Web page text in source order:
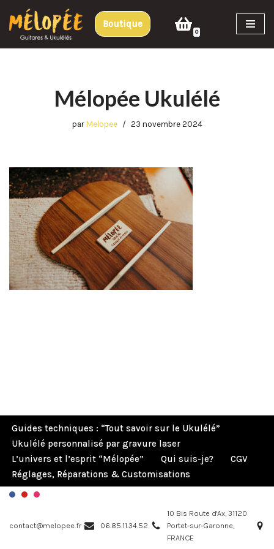
Aller
au
Boutique
0
Mélopée Ukulélé
par Melopee 23 novembre 2024
Guides techniques : “Tout savoir sur le Ukulélé”
Ukulélé personnalisé par gravure laser
L’univers et l’esprit “Mélopée”
Qui suis-je?
CGV
Réglages, Réparations & Customisations
contact@melopee.fr 06.85.11.34.52
10 Bis Route d'Ax, 31120
Portet-sur-Garonne,
FRANCE